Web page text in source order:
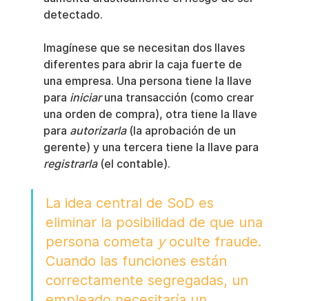
detectado.
Imagínese que se necesitan dos llaves
diferentes para abrir la caja fuerte de
una empresa. Una persona tiene la llave
para iniciar una transacción (como crear
una orden de compra), otra tiene la llave
para autorizarla (la aprobación de un
gerente) y una tercera tiene la llave para
registrarla (el contable).
La idea central de SoD es
eliminar la posibilidad de que una
persona cometa y oculte fraude.
Cuando las funciones están
correctamente segregadas, un